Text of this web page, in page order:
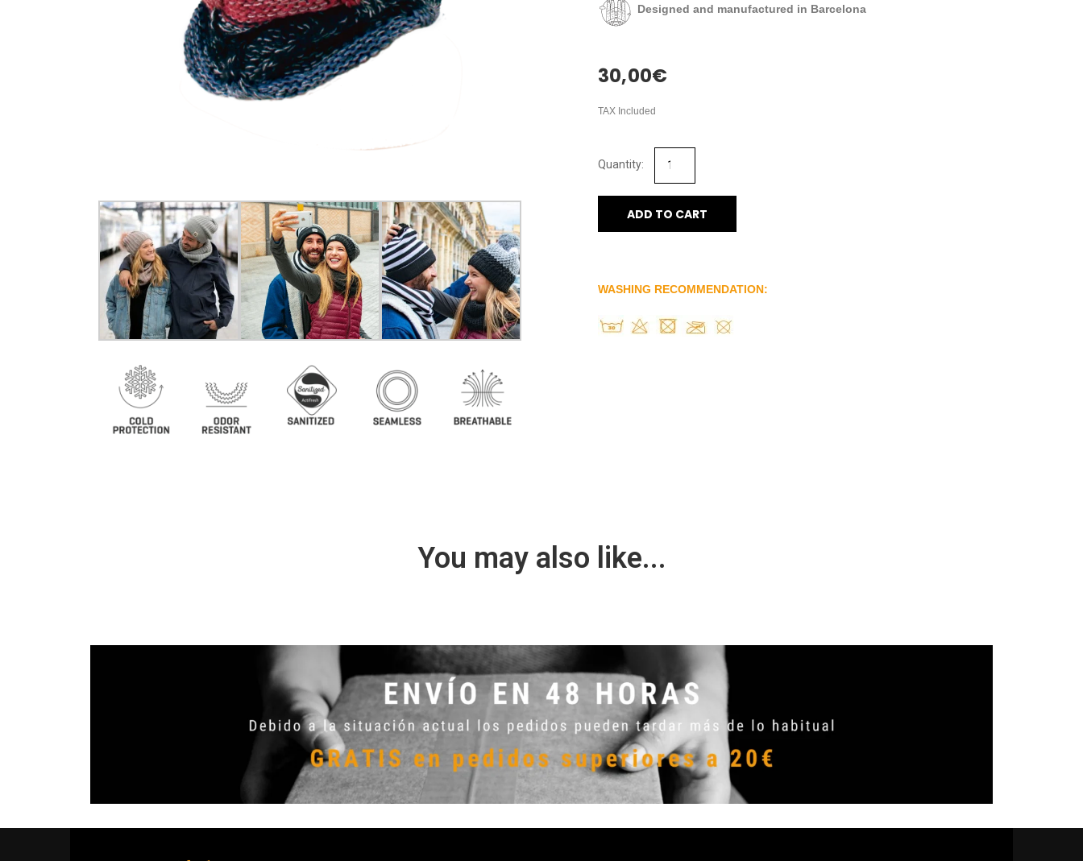
Designed and manufactured in Barcelona
30,00€
TAX Included
ADD TO CART
WASHING RECOMMENDATION:
You may also like...